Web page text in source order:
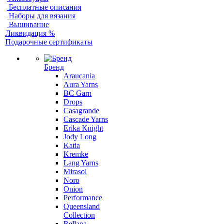
Бесплатные описания
Наборы для вязания
Вышивание
Ликвидация %
Подарочные сертификаты
Бренд
Araucania
Aura Yarns
BC Garn
Drops
Casagrande
Cascade Yarns
Erika Knight
Jody Long
Katia
Kremke
Lang Yarns
Mirasol
Noro
Onion
Performance
Queensland
Collection